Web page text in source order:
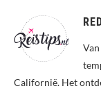
Californië. Het